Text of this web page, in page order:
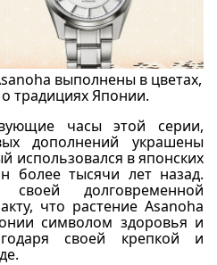
выполнены в цветах,
традициях Японии.
часы этой серии,
дополнений украшены
использовался в японских
более тысячи лет назад.
долговременной
что растение Asanoha
символом здоровья и
своей крепкой и